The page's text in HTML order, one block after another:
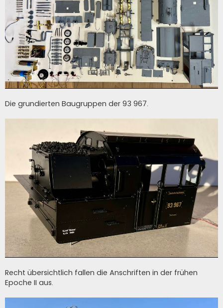
Die grundierten Baugruppen der 93 967.
Recht übersichtlich fallen die Anschriften in der frühen
Epoche II aus.